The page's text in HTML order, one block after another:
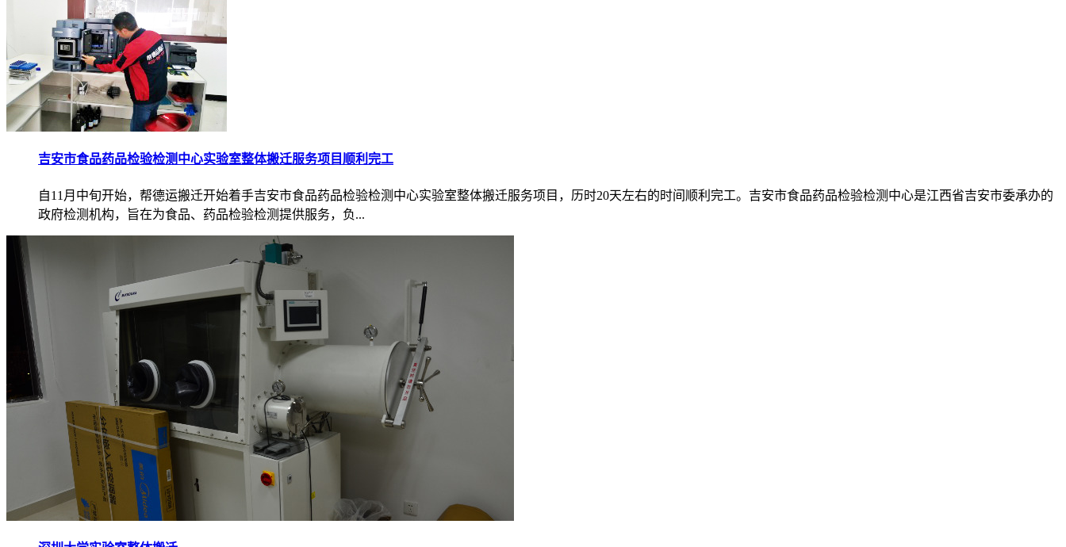
吉安市食品药品检验检测中心实验室整体搬迁服务项目顺利完工
自11月中旬开始，帮德运搬迁开始着手吉安市食品药品检验检测中心实验室整体搬迁服务项目，历时20天左右的时间顺利完工。吉安市食品药品检验检测中心是江西省吉安市委承办的
政府检测机构，旨在为食品、药品检验检测提供服务，负...